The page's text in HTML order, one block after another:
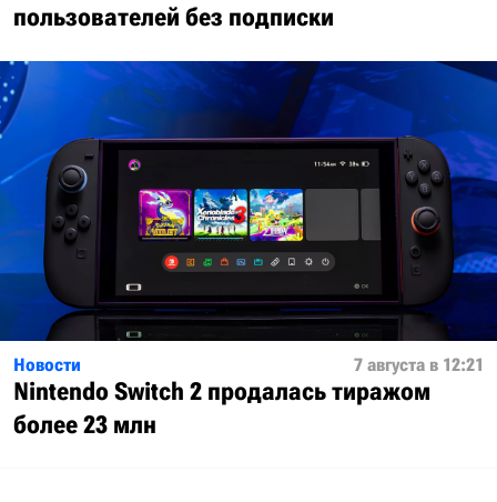
пользователей без подписки
Новости 7 августа в 12:21
Nintendo Switch 2 продалась тиражом
более 23 млн